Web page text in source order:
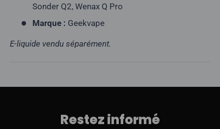
Sonder Q2, Wenax Q Pro
Marque : Geekvape
E-liquide vendu séparément.
Restez informé